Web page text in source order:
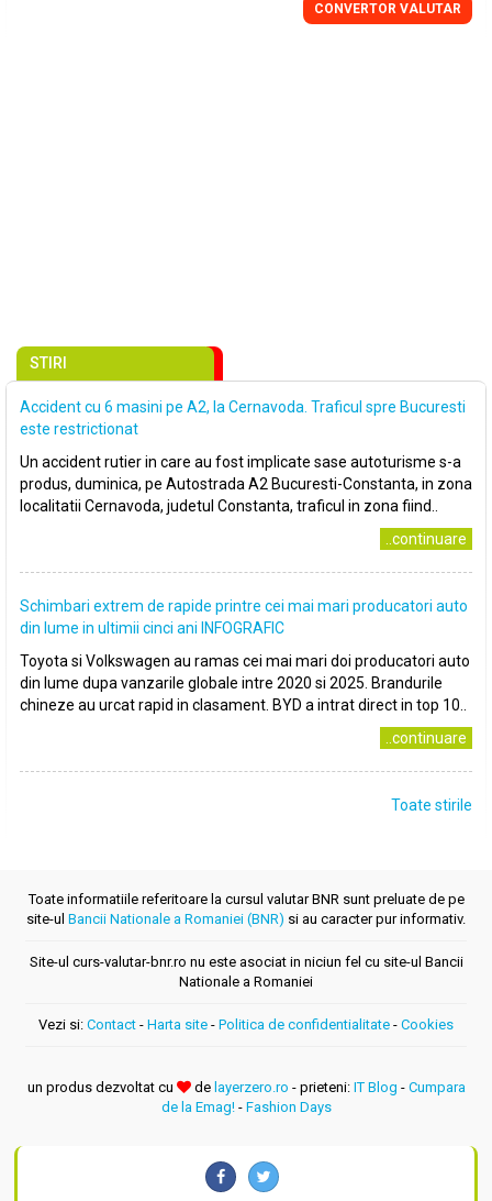
CONVERTOR VALUTAR
STIRI
Accident cu 6 masini pe A2, la Cernavoda. Traficul spre Bucuresti
este restrictionat
Un accident rutier in care au fost implicate sase autoturisme s-a
produs, duminica, pe Autostrada A2 Bucuresti-Constanta, in zona
localitatii Cernavoda, judetul Constanta, traficul in zona fiind..
..continuare
Schimbari extrem de rapide printre cei mai mari producatori auto
din lume in ultimii cinci ani INFOGRAFIC
Toyota si Volkswagen au ramas cei mai mari doi producatori auto
din lume dupa vanzarile globale intre 2020 si 2025. Brandurile
chineze au urcat rapid in clasament. BYD a intrat direct in top 10..
..continuare
Toate stirile
Toate informatiile referitoare la cursul valutar BNR sunt preluate de pe
site-ul Bancii Nationale a Romaniei (BNR) si au caracter pur informativ.
Site-ul curs-valutar-bnr.ro nu este asociat in niciun fel cu site-ul Bancii
Nationale a Romaniei
Vezi si: Contact - Harta site - Politica de confidentialitate - Cookies
un produs dezvoltat cu de layerzero.ro - prieteni: IT Blog - Cumpara
de la Emag!- Fashion Days